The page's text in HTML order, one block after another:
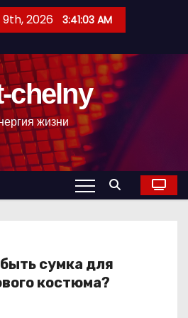
9th, 2026 3:41:04 AM
chelny
жизни
сумка для
костюма?